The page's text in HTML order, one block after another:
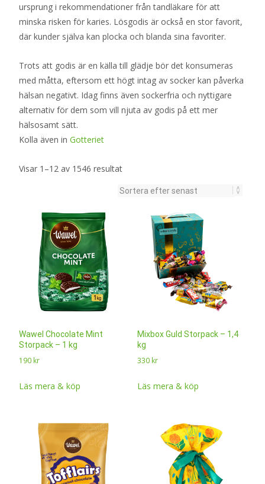
ursprung i rekommendationer från tandläkare för att
minska risken för karies. Lösgodis är också en stor favorit,
där kunder själva kan plocka och blanda sina favoriter.
Trots att godis är en källa till glädje bör det konsumeras
med måtta, eftersom ett högt intag av socker kan påverka
hälsan negativt. Idag finns även sockerfria och nyttigare
alternativ för dem som vill njuta av godis på ett mer
hälsosamt sätt.
Kolla även in Gotteriet
Visar 1–12 av 1546 resultatSortera
senaste
Wawel Chocolate Mint
Storpack – 1 kg
190 kr
Läs mera & köp
Mixbox Guld Storpack – 1,4
kg
330 kr
Läs mera & köp